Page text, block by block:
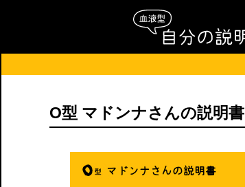
O型 マドンナさんの説明書